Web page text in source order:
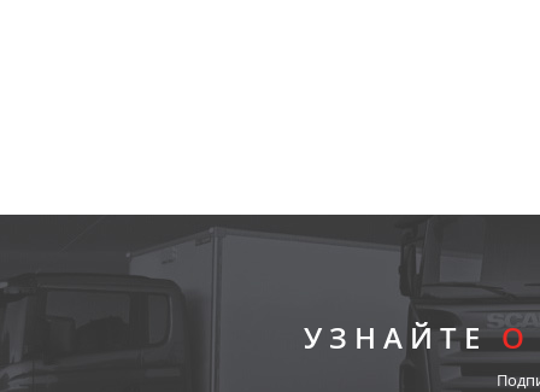
УЗНАЙТЕО